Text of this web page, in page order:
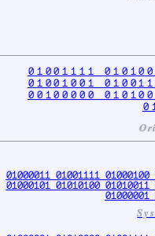
01001111
01001001
00100000
01000011 01001111
01000101 01010100 01010011
01000001